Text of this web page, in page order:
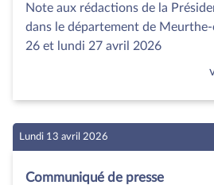
Note aux rédactions de la
dans le département de
26 et lundi 27 avril 2026
Lundi 13 avril 2026
Communiqué de presse